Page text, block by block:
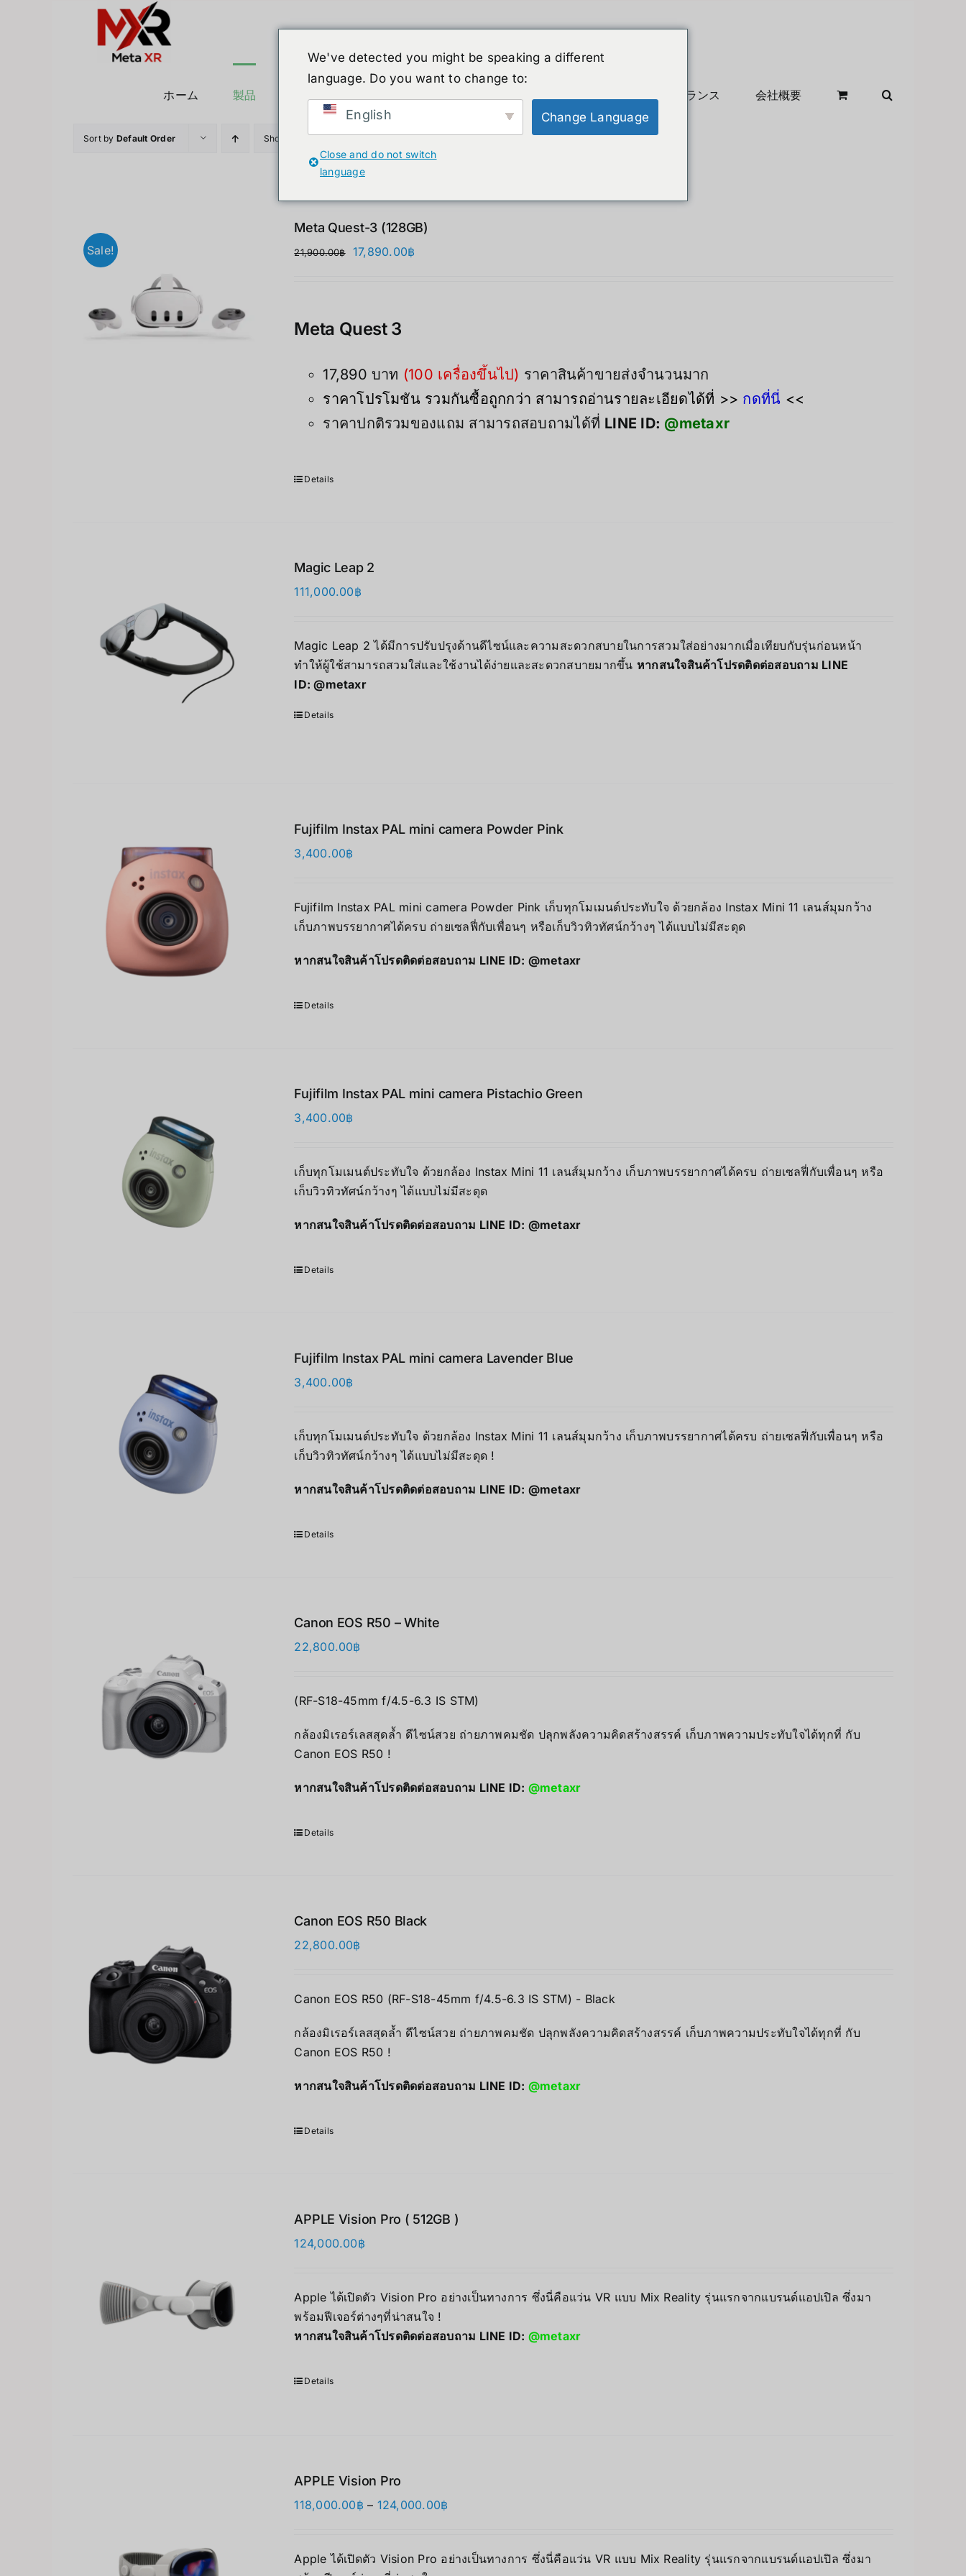
ホーム 製品 クリアランス 会社概要
Sort by Default Order Show 36 Products
Sale!
Meta Quest-3 (128GB)
21,900.00฿
元
は
で
た。
17,890.00฿
17,890.00฿
す。
Meta Quest 3
17,890 บาท (100 เครื่องขึ้นไป) ราคาสินค้าขายส่งจำนวนมาก
ราคาโปรโมชัน รวมกันซื้อถูกกว่า สามารถอ่านรายละเอียดได้ที่ >> กดที่นี่ <<
ราคาปกติรวมของแถม สามารถสอบถามได้ที่ LINE ID: @metaxr
Details
Magic Leap 2
111,000.00฿
Magic Leap 2 ได้มีการปรับปรุงด้านดีไซน์และความสะดวกสบายในการสวมใส่อย่างมากเมื่อเทียบกับรุ่นก่อนหน้า
ทำให้ผู้ใช้สามารถสวมใส่และใช้งานได้ง่ายและสะดวกสบายมากขึ้น หากสนใจสินค้าโปรดติดต่อสอบถาม LINE
ID:@metaxr
Details
Fujifilm Instax PAL mini camera Powder Pink
3,400.00฿
Fujifilm Instax PAL mini camera Powder Pink เก็บทุกโมเมนต์ประทับใจ ด้วยกล้อง Instax Mini 11 เลนส์มุมกว้าง
เก็บภาพบรรยากาศได้ครบ ถ่ายเซลฟี่กับเพื่อนๆ หรือเก็บวิวทิวทัศน์กว้างๆ ได้แบบไม่มีสะดุด
หากสนใจสินค้าโปรดติดต่อสอบถาม LINE ID: @metaxr
Details
Fujifilm Instax PAL mini camera Pistachio Green
3,400.00฿
เก็บทุกโมเมนต์ประทับใจ ด้วยกล้อง Instax Mini 11 เลนส์มุมกว้าง เก็บภาพบรรยากาศได้ครบ ถ่ายเซลฟี่กับเพื่อนๆ หรือ
เก็บวิวทิวทัศน์กว้างๆ ได้แบบไม่มีสะดุด
หากสนใจสินค้าโปรดติดต่อสอบถาม LINE ID: @metaxr
Details
Fujifilm Instax PAL mini camera Lavender Blue
3,400.00฿
เก็บทุกโมเมนต์ประทับใจ ด้วยกล้อง Instax Mini 11 เลนส์มุมกว้าง เก็บภาพบรรยากาศได้ครบ ถ่ายเซลฟี่กับเพื่อนๆ หรือ
เก็บวิวทิวทัศน์กว้างๆ ได้แบบไม่มีสะดุด !
หากสนใจสินค้าโปรดติดต่อสอบถาม LINE ID: @metaxr
Details
Canon EOS R50 – White
22,800.00฿
(RF-S18-45mm f/4.5-6.3 IS STM)
กล้องมิเรอร์เลสสุดล้ำ ดีไซน์สวย ถ่ายภาพคมชัด ปลุกพลังความคิดสร้างสรรค์ เก็บภาพความประทับใจได้ทุกที่ กับ
Canon EOS R50 !
หากสนใจสินค้าโปรดติดต่อสอบถาม LINE ID: @metaxr
Details
Canon EOS R50 Black
22,800.00฿
Canon EOS R50 (RF-S18-45mm f/4.5-6.3 IS STM) - Black
กล้องมิเรอร์เลสสุดล้ำ ดีไซน์สวย ถ่ายภาพคมชัด ปลุกพลังความคิดสร้างสรรค์ เก็บภาพความประทับใจได้ทุกที่ กับ
Canon EOS R50 !
หากสนใจสินค้าโปรดติดต่อสอบถาม LINE ID: @metaxr
Details
APPLE Vision Pro ( 512GB )
124,000.00฿
Apple ได้เปิดตัว Vision Pro อย่างเป็นทางการ ซึ่งนี่คือแว่น VR แบบ Mix Reality รุ่นแรกจากแบรนด์แอปเปิล ซึ่งมา
พร้อมฟีเจอร์ต่างๆที่น่าสนใจ !
หากสนใจสินค้าโปรดติดต่อสอบถาม LINE ID: @metaxr
Details
APPLE Vision Pro
118,000.00฿ – 124,000.00฿
118,000.00฿
Apple ได้เปิดตัว Vision Pro อย่างเป็นทางการ ซึ่งนี่คือแว่น VR แบบ Mix Reality รุ่นแรกจากแบรนด์แอปเปิล ซึ่งมา
We've detected you might be speaking a different
language. Do you want to change to:
English Change Language
Close and do not switch
language